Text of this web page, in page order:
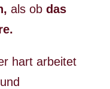
als ob das
hart arbeitet